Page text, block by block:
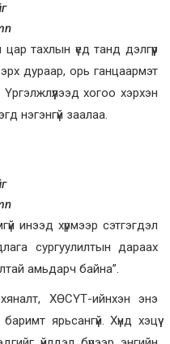
тахлын үед танд дэлгүүр
дураар, орь ганцаармэт
хогоо хэрхэн
нэгэнгүй заалаа.
инээд хүрмээр сэтгэгдэл
сургуулилтын дараах
амьдарч байна”.
ХӨСҮТ-ийнхэн энэ
ярьсангүй. Хүнд хэцүү